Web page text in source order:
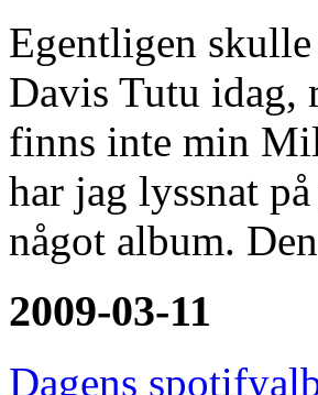
Egentligen
Davis Tutu idag,
finns inte min
har jag lyssnat
något album.
2009-03-11
Dagens